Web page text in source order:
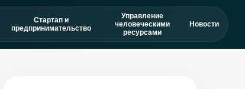
Стартап и
предпринимательство
Управление
человеческими
ресурсами
Новости